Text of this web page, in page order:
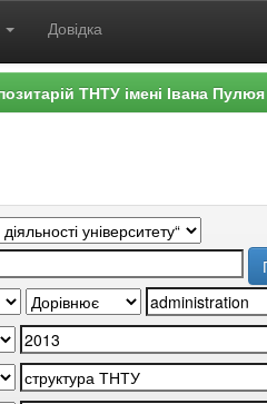
Довідка
ТНТУ імені Івана Пулюя